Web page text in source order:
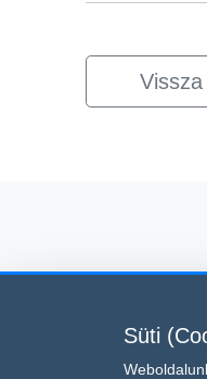
Vissza
Süti